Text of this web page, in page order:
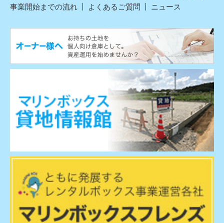
事業開始までの流れ
よくあるご質問 ニュース